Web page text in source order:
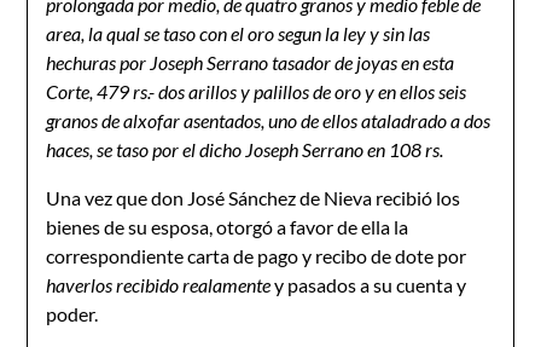
area, la qual se taso con el oro segun la ley y sin las
hechuras por Joseph Serrano tasador de joyas en esta
Corte, 479 rs.- dos arillos y palillos de oro y en ellos seis
granos de alxofar asentados, uno de ellos ataladrado a dos
haces, se taso por el dicho Joseph Serrano en 108 rs.
Una vez que don José Sánchez de Nieva recibió los
bienes de su esposa, otorgó a favor de ella la
correspondiente carta de pago y recibo de dote por
haverlos recibido realamentey pasados a su cuenta y
poder.